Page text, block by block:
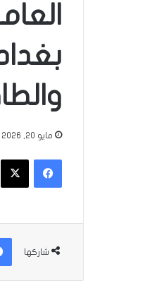
مايو 20, 2026
فيسبوك
شاركها